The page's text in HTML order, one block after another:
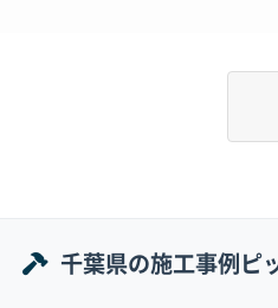
地形・道路事情と解体費
千葉県の施工事例ピ